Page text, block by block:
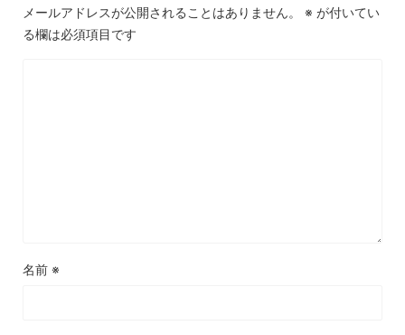
メールアドレスが公開されることはありません。 ※ が付いてい
る欄は必須項目です
名前 ※